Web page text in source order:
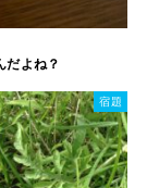
だよね？
宿題